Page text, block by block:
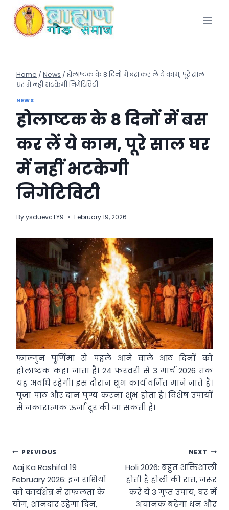
content
Home / News / होलाष्टक के 8 दिनों में बस कर लें ये काम, पूरे साल
घर में नहीं भटकेगी निगेटिविटी
NEWS
होलाष्टक के 8 दिनों में बस
कर लें ये काम, पूरे साल घर
में नहीं भटकेगी
निगेटिविटी
ByysduevcTY9 February 19, 2026
फाल्गुन पूर्णिमा से पहले आने वाले आठ दिनों को
होलाष्टक कहा जाता है। 24 फरवरी से 3 मार्च 2026 तक
यह अवधि रहेगी। इस दौरान शुभ कार्य वर्जित माने जाते हैं।
पूजा पाठ और दान पुण्य करना शुभ होता है। विशेष उपायों
से नकारात्मक ऊर्जा दूर की जा सकती है।
Post
navigation
PREVIOUS
Aaj Ka Rashifal 19
February 2026: इन राशियों
को कार्यक्षेत्र में सफलता के
योग, शानदार रहेगा दिन,
NEXT
Holi 2026: बहुत शक्तिशाली
होती है होली की रात, जरूर
करें ये 3 गुप्त उपाय, घर में
अचानक बढ़ेगा धन और